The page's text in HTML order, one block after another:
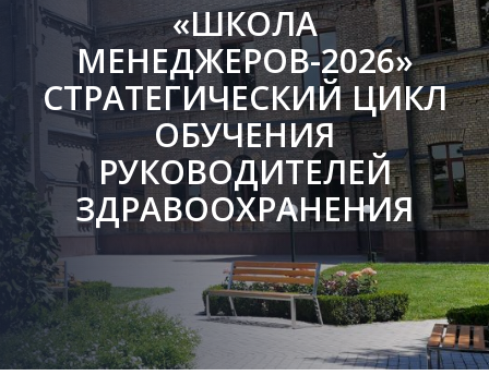
«ШКОЛА
МЕНЕДЖЕРОВ-2026»
СТРАТЕГИЧЕСКИЙ ЦИКЛ
ОБУЧЕНИЯ
РУКОВОДИТЕЛЕЙ
ЗДРАВООХРАНЕНИЯ